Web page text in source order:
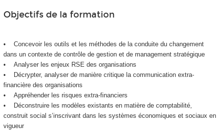
Objectifs de la formation
• Concevoir les outils et les méthodes de la conduite du changement
dans un contexte de contrôle de gestion et de management stratégique
• Analyser les enjeux RSE des organisations
• Décrypter, analyser de manière critique la communication extra-
financière des organisations
• Appréhender les risques extra-financiers
• Déconstruire les modèles existants en matière de comptabilité,
construit social s’inscrivant dans les systèmes économiques et sociaux en
vigueur